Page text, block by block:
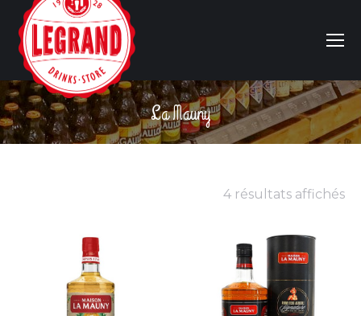
La Mauny
Vous êtes ici :
4 résultats affichés